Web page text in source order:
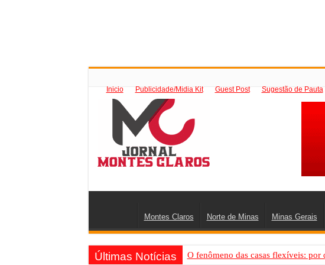
Inicio Publicidade/Midia Kit Guest Post Sugestão de Pauta
Montes Claros Norte de Minas Minas Gerais
Últimas Notícias O fenômeno das casas flexíveis: por